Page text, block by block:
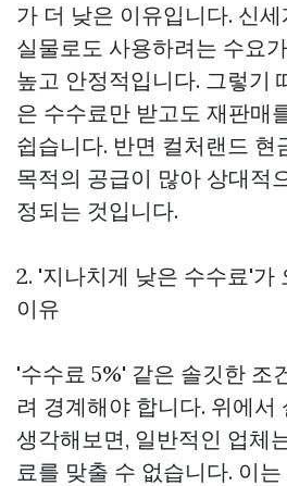
가 더 낮은 이유입니다. 신
실물로도 사용하려는 수요
높고 안정적입니다. 그렇기
은 수수료만 받고도 재판매
쉽습니다. 반면 컬처랜드 현
목적의 공급이 많아 상대적
정되는 것입니다.
2. '지나치게 낮은 수수료'가
이유
'수수료 5%' 같은 솔깃한 조
려 경계해야 합니다. 위에서
생각해보면, 일반적인 업체
료를 맞출 수 없습니다. 이